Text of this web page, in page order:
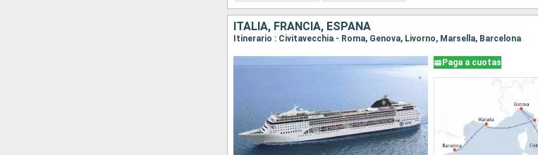
ITALIA, FRANCIA, ESPAÑA
Itinerario : Civitavecchia - Roma, Genova, Livorno, Marsella, Barcelona
Paga a cuotas